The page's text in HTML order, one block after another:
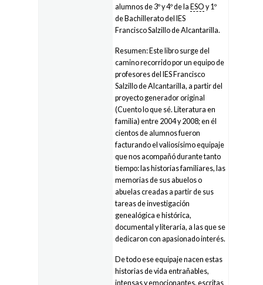
alumnos de 3º y 4º de laESO y 1º
de Bachillerato del IES
Francisco Salzillo de Alcantarilla.
Resumen: Este libro surge del
camino recorrido por un equipo de
profesores del IES Francisco
Salzillo de Alcantarilla, a partir del
proyecto generador original
(Cuento lo que sé. Literatura en
familia) entre 2004 y 2008; en él
cientos de alumnos fueron
facturando el valiosísimo equipaje
que nos acompañó durante tanto
tiempo: las historias familiares, las
memorias de sus abuelos o
abuelas creadas a partir de sus
tareas de investigación
genealógica e histórica,
documental y literaria, a las que se
dedicaron con apasionado interés.
De todo ese equipaje nacen estas
historias de vida entrañables,
intensas y emocionantes, escritas